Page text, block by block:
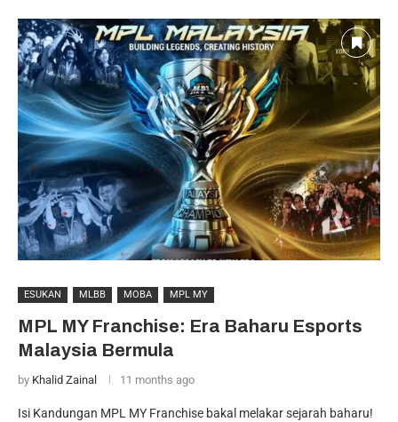
ESUKAN MLBB MOBA MPL MY
MPL MY Franchise: Era Baharu Esports
Malaysia Bermula
by Khalid Zainal 11 months ago
Isi Kandungan MPL MY Franchise bakal melakar sejarah baharu!